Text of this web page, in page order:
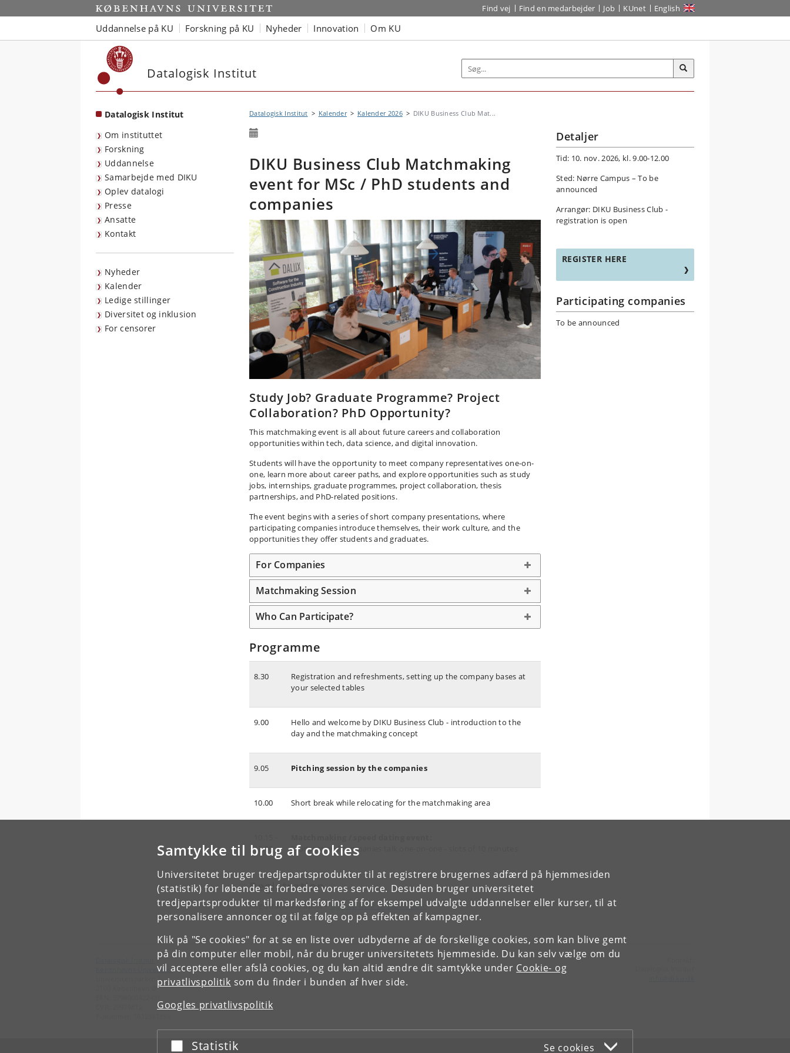
Samtykke til brug af cookies
Universitetet bruger tredjepartsprodukter til at registrere brugernes adfærd på hjemmesiden
(statistik) for løbende at forbedre vores service. Desuden bruger universitetet
tredjepartsprodukter til markedsføring af for eksempel udvalgte uddannelser eller kurser, til at
personalisere annoncer og til at følge op på effekten af kampagner.
Klik på "Se cookies" for at se en liste over udbyderne af de forskellige cookies, som kan blive gemt
på din computer eller mobil, når du bruger universitetets hjemmeside. Du kan selv vælge om du
vil acceptere eller afslå cookies, og du kan altid ændre dit samtykke under Cookie- og
privatlivspolitik som du finder i bunden af hver side.
Googles privatlivspolitik
Acceptér eller afslå
Statistik Se cookies
Start Find vej Find en medarbejder Job KUnet English
Uddannelse på KU Forskning på KU Nyheder Innovation Om KU
Datalogisk Institut
Datalogisk Institut
Om instituttet
Forskning
Uddannelse
Samarbejde med DIKU
Oplev datalogi
Presse
Ansatte
Kontakt
Nyheder
Kalender
Ledige stillinger
Diversitet og inklusion
For censorer
Datalogisk Institut Kalender Kalender 2026 DIKU Business Club Mat...
DIKU Business Club Matchmaking
event for MSc / PhD students and
companies
Study Job? Graduate Programme? Project
Collaboration? PhD Opportunity?
This matchmaking event is all about future careers and collaboration
opportunities within tech, data science, and digital innovation.
Students will have the opportunity to meet company representatives one-on-
one, learn more about career paths, and explore opportunities such as study
jobs, internships, graduate programmes, project collaboration, thesis
partnerships, and PhD-related positions.
The event begins with a series of short company presentations, where
participating companies introduce themselves, their work culture, and the
opportunities they offer students and graduates.
For Companies
Matchmaking Session
Who Can Participate?
Programme
8.30
Registration and refreshments, setting up the company bases at
your selected tables
9.00
Hello and welcome by DIKU Business Club - introduction to the
day and the matchmaking concept
9.05 Pitching session by the companies
10.00 Short break while relocating for the matchmaking area
12.00
Students and companies talk one-on-one - slots of 10 minutes
Registration
Registration is open –sign up here to participate.
Detaljer
Tid: 10. nov. 2026, kl. 9.00-12.00
Sted: Nørre Campus – To be
announced
Arrangør: DIKU Business Club -
registration is open
REGISTER HERE
Participating companies
To be announced
Københavns Universitet
Universitetsparken 5